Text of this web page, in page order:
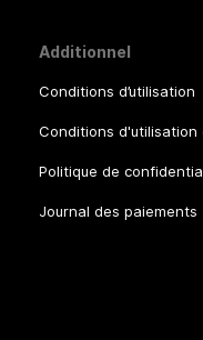
Additionnel
Conditions d’utilisation
Conditions d'utilisation
Politique de
Journal des paiements